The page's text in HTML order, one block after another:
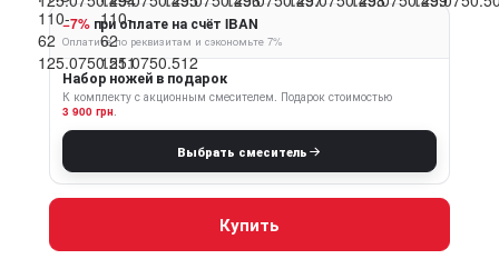
−7% при оплате на счёт IBAN
Оплатите по реквизитам и сэкономьте 7%
Набор ножей в подарок
К комплекту с акционным смесителем. Подарок стоимостью
3 900 грн.
Выбрать смеситель
Купить